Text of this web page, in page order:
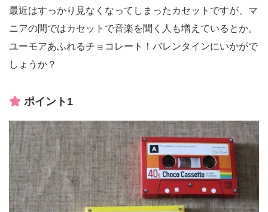
最近はすっかり見なくなってしまったカセットですが、マ
ニアの間ではカセットで音楽を聞く人も増えているとか。
ユーモアあふれるチョコレート！バレンタインにいかがで
しょうか？
ポイント1